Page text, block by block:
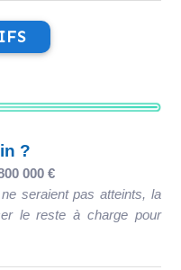
?
000 €
seraient pas atteints, la
le reste à charge pour